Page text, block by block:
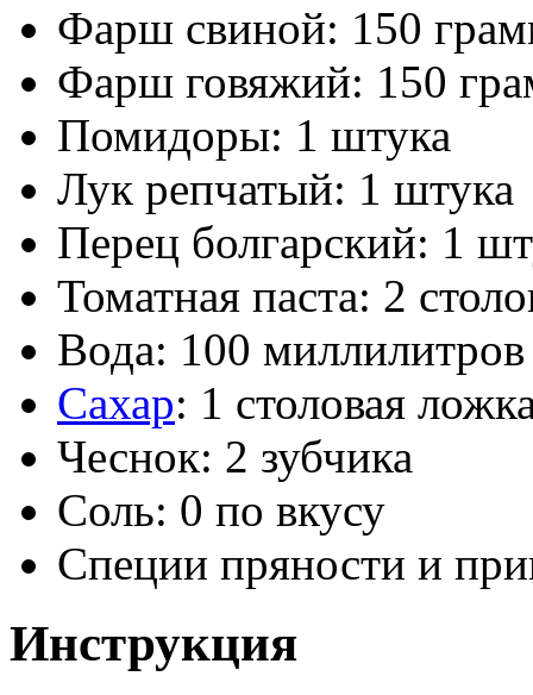
Фарш свиной: 150
Фарш говяжий: 150
Помидоры: 1 штука
Лук репчатый: 1 штука
Перец болгарский: 1
Томатная паста: 2
Вода: 100 миллилитров
Сахар: 1 столовая
Чеснок: 2 зубчика
Соль: 0 по вкусу
Специи пряности и
Инструкция